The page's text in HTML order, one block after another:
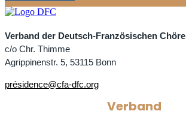
Verband der Deutsch-Französischen Chöre
c/o Chr. Thimme
Agrippinenstr. 5, 53115 Bonn
présidence@cfa-dfc.org
Verband